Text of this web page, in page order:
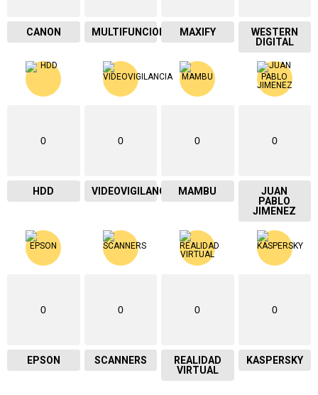
CANON MULTIFUNCIONAL MAXIFY
WESTERN
DIGITAL
0
HDD
0
VIDEOVIGILANCIA
0
MAMBU
0
JUAN
PABLO
JIMENEZ
0
EPSON
0
SCANNERS
0
REALIDAD
VIRTUAL
0
KASPERSKY